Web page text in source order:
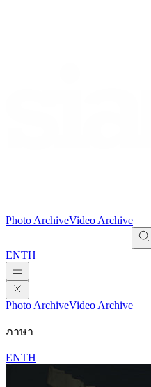
Photo ArchiveVideo Archive
ENTH
Photo ArchiveVideo Archive
ภาษา
ENTH